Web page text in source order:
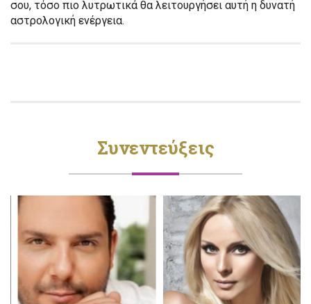
σου, τόσο πιο λυτρωτικά θα λειτουργήσει αυτή η δυνατή
αστρολογική ενέργεια.
Συνεντεύξεις